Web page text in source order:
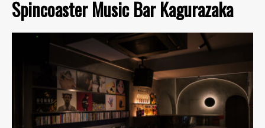
Spincoaster Music Bar Kagurazaka